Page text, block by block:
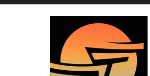
Aller